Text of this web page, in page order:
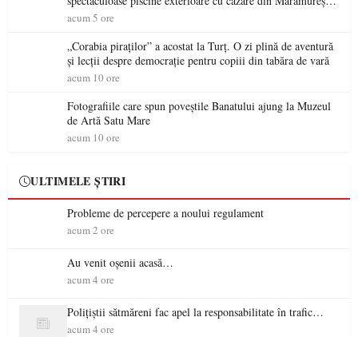
ideale pentru o escapadă de vară
acum 5 ore
„Corabia piraților” a acostat la Turț. O zi plină de aventură
și lecții despre democrație pentru copiii din tabăra de vară
acum 10 ore
Fotografiile care spun poveștile Banatului ajung la Muzeul
de Artă Satu Mare
acum 10 ore
ULTIMELE ȘTIRI
Probleme de percepere a noului regulament
acum 2 ore
Au venit oșenii acasă…
acum 4 ore
Polițiștii sătmăreni fac apel la responsabilitate în trafic…
acum 4 ore